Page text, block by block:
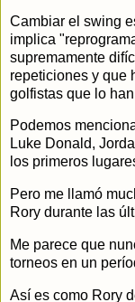
Cambiar el swing
implica
supremamente
repeticiones y que
golfistas que lo
Podemos
Luke Donald,
los primeros
Pero me llamó
Rory durante las
Me parece que
torneos en un
Así es como Rory